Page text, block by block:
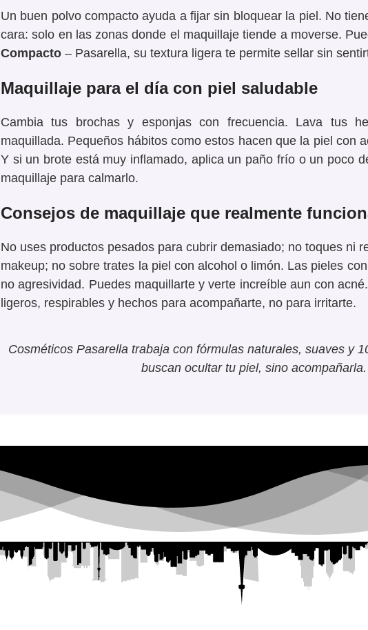
Un buen polvo compacto ayuda a fijar sin bloquear la piel. No
cara: solo en laszonas donde el maquillaje tiende a moverse.
Compacto – Pasarella, su textura ligera te permite sellar sin
Maquillaje para el día con piel saludable
Cambia tus brochas y esponjas con frecuencia. Lava tus
maquillada. Pequeños hábitos como estos hacen que la piel con
Y si un brote está muy inflamado, aplica un paño frío o un poco
maquillaje para calmarlo.
Consejos de maquillaje que realmente
No uses productos pesados para cubrir demasiado; no toques ni
makeup; no sobre trates la piel con alcohol o limón. Las pieles
no agresividad. Puedes maquillarte y verte increíble aun con
ligeros, respirables y hechos para acompañarte, no para irritarte.
Cosméticos Pasarella trabaja con fórmulas naturales, suaves y
buscan ocultar tu piel, sino acompañarla.